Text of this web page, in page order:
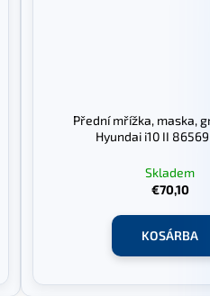
Přední mřížka, maska,
Hyundai i10 II
Skladem
€70,10
KOSÁRBA